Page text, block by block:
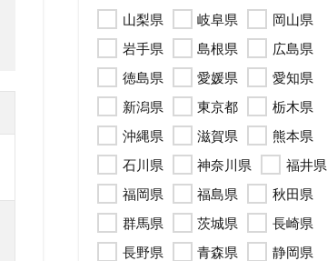
山梨県
岐阜県
岡山県
岩手県
島根県
広島県
徳島県
愛媛県
愛知県
新潟県
東京都
栃木県
沖縄県
滋賀県
熊本県
石川県
神奈川県
福井県
福岡県
福島県
秋田県
群馬県
茨城県
長崎県
長野県
青森県
静岡県